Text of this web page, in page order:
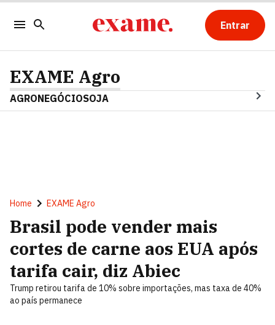
Entrar
EXAME Agro
AGRONEGÓCIOSOJA
Home EXAME Agro
Brasil pode vender mais
cortes de carne aos EUA após
tarifa cair, diz Abiec
Trump retirou tarifa de 10% sobre importações, mas taxa de 40%
ao país permanece